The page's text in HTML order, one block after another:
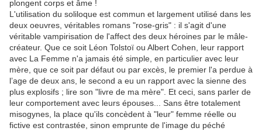
plongent corps et âme !
L'utilisation du soliloque est commun et largement utilisé dans les
deux oeuvres, véritables romans "rose-gris" : il s'agit d'une
véritable vampirisation de l'affect des deux héroines par le mâle-
créateur. Que ce soit Léon Tolstoï ou Albert Cohen, leur rapport
avec La Femme n'a jamais été simple, en particulier avec leur
mère, que ce soit par défaut ou par excès, le premier l'a perdue à
l’age de deux ans, le second a eu un rapport avec la sienne des
plus explosifs ; lire son "livre de ma mère". Et ceci, sans parler de
leur comportement avec leurs épouses... Sans être totalement
misogynes, la place qu'ils concèdent à "leur" femme réelle ou
fictive est contrastée, sinon emprunte de l'image du péché